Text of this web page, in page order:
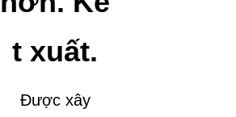
t xuất.
Được xây